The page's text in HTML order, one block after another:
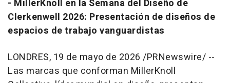
- MillerKnoll en la Semana del Diseño de
Clerkenwell 2026: Presentación de diseños de
espacios de trabajo vanguardistas
LONDRES, 19 de mayo de 2026 /PRNewswire/ --
Las marcas que conforman MillerKnoll